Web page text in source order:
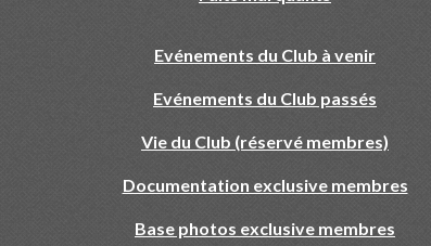
Evénements du Club à venir
Evénements du Club passés
Vie du Club (réservé membres)
Documentation exclusive membres
Base photos exclusive membres